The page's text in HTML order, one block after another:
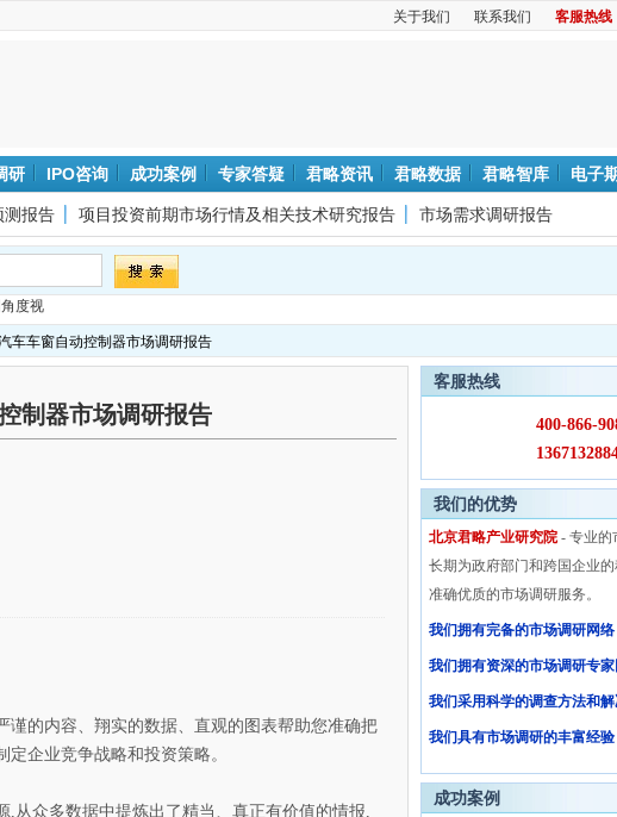
客服热线
联系我们
关于我们
研 IPO咨询 成功案例 专家答疑 君略资讯 君略数据 君略智库 电子
测报告 项目投资前期市场行情及相关技术研究报告 市场需求调研报告
度视
车车窗自动控制器市场调研报告
制器市场调研报告
的内容、翔实的数据、直观的图表帮助您准确把
企业竞争战略和投资策略。
众多数据中提炼出了精当、真正有价值的情报,
客服热线
400-866-
我们的优势
北京君略产业研究院- 专业的
长期为政府部门和跨国企业
准确优质的市场调研服务。
我们拥有完备的市场调研网络
我们拥有资深的市场调研专家
我们采用科学的调查方法和
我们具有市场调研的丰富经验
成功案例